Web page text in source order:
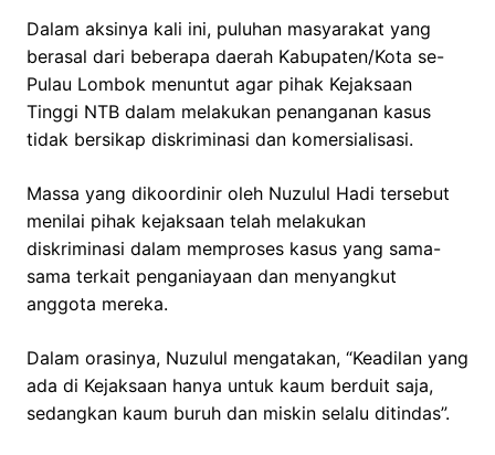
Dalam aksinya kali ini, puluhan masyarakat yang
berasal dari beberapa daerah Kabupaten/Kota se-
Pulau Lombok menuntut agar pihak Kejaksaan
Tinggi NTB dalam melakukan penanganan kasus
tidak bersikap diskriminasi dan komersialisasi.
Massa yang dikoordinir oleh Nuzulul Hadi tersebut
menilai pihak kejaksaan telah melakukan
diskriminasi dalam memproses kasus yang sama-
sama terkait penganiayaan dan menyangkut
anggota mereka.
Dalam orasinya, Nuzulul mengatakan, “Keadilan yang
ada di Kejaksaan hanya untuk kaum berduit saja,
sedangkan kaum buruh dan miskin selalu ditindas”.